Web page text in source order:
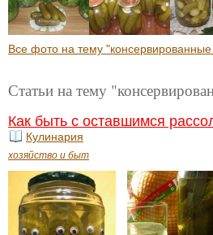
Все фото на тему
Статьи на тему
Как быть с оставшимся
Кулинария
хозяйство и быт